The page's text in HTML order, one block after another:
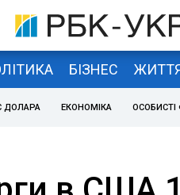
БІЗНЕС
ДОЛАРА ЕКОНОМІКА ОСОБИСТІ